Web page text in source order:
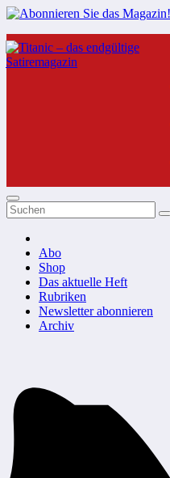
Zum
Inhalt
springen
Abo
Shop
Das aktuelle Heft
Rubriken
Newsletter abonnieren
Archiv